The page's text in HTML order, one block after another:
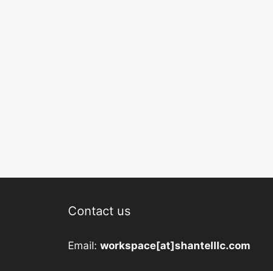
Contact us
Email: workspace[at]shantelllc.com